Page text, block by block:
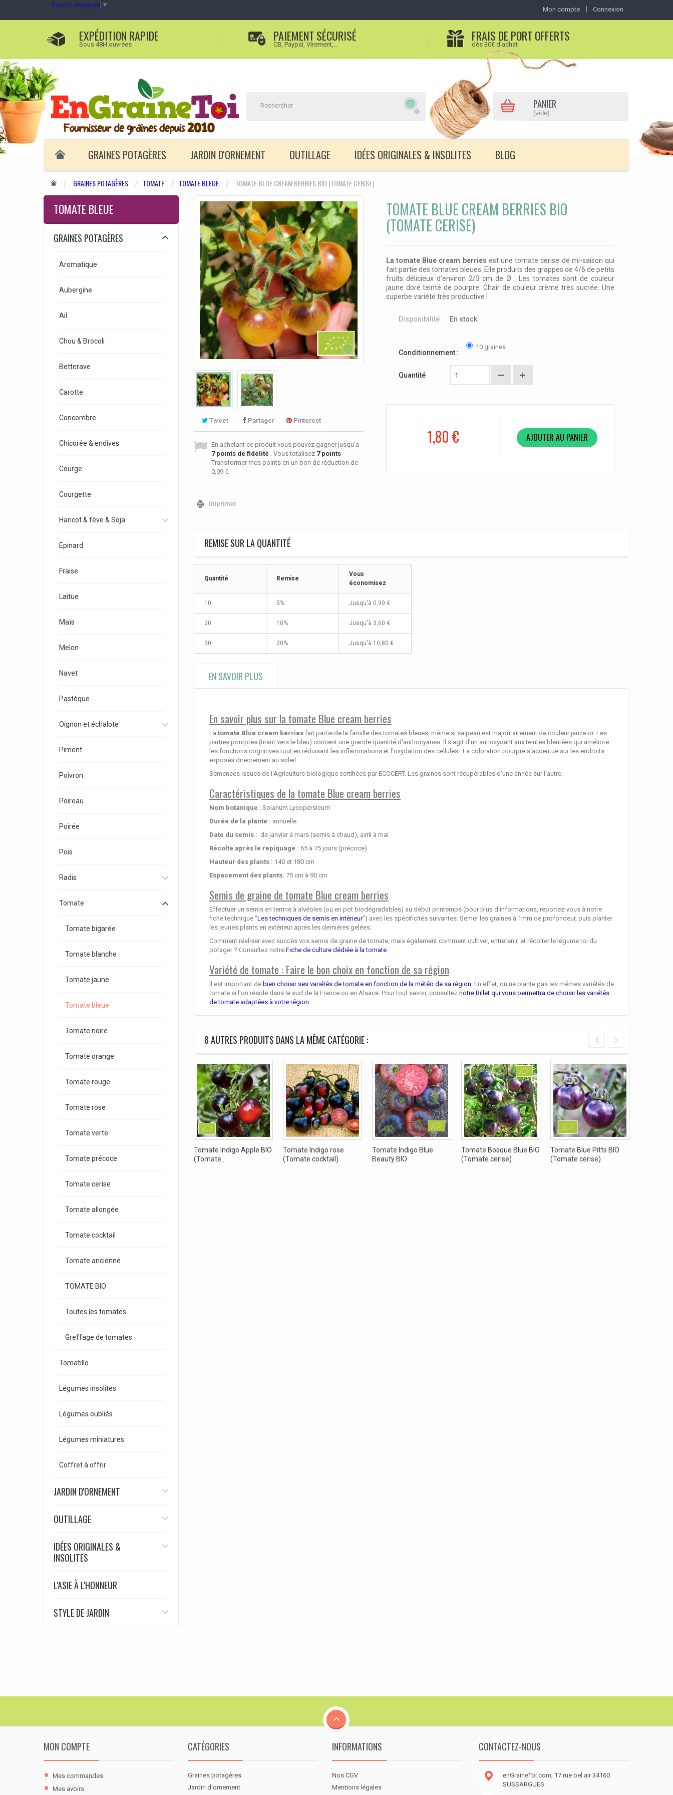
Mon compte Connexion
Select Language ▼
EXPÉDITION RAPIDE
Sous 48H ouvrées
PAIEMENT SÉCURISÉ
CB, Paypal, Virement,...
FRAIS DE PORT OFFERTS
dès 30€ d'achat
PANIER
(vide)
GRAINES POTAGÈRES JARDIN D'ORNEMENT OUTILLAGE IDÉES ORIGINALES & INSOLITES BLOG
GRAINES POTAGÈRES TOMATE TOMATE BLEUE TOMATE BLUE CREAM BERRIES BIO (TOMATE CERISE)
TOMATE BLEUE
GRAINES POTAGÈRES
Aromatique
Aubergine
Ail
Chou & Brocoli
Betterave
Carotte
Concombre
Chicorée & endives
Courge
Courgette
Haricot & fève & Soja
Epinard
Fraise
Laitue
Maïs
Melon
Navet
Pastèque
Oignon et échalote
Piment
Poivron
Poireau
Poirée
Pois
Radis
Tomate
Tomate bigarée
Tomate blanche
Tomate jaune
Tomate bleue
Tomate noire
Tomate orange
Tomate rouge
Tomate rose
Tomate verte
Tomate précoce
Tomate cerise
Tomate allongée
Tomate cocktail
Tomate ancienne
TOMATE BIO
Toutes les tomates
Greffage de tomates
Tomatillo
Légumes insolites
Légumes oubliés
Légumes miniatures
Coffret à offrir
JARDIN D'ORNEMENT
OUTILLAGE
IDÉES ORIGINALES &
INSOLITES
L'ASIE À L'HONNEUR
STYLE DE JARDIN
Tweet Partager Pinterest
En achetant ce produit vous pouvez gagner jusqu'a
7points de fidélité . Vous totalisez 7points
Transformer mes points en un bon de réduction de
0,09 €
Imprimer
TOMATE BLUE CREAM BERRIES BIO
(TOMATE CERISE)
La tomate Blue cream berries est une tomate cerise de mi-saison qui
fait partie des tomates bleues. Elle produits des grappes de 4/6 de petits
fruits délicieux d'environ 2/3 cm de Ø . Les tomates sont de couleur
jaune doré teinté de pourpre. Chair de couleur crème très sucrée. Une
superbe variété très productive !
Disponibilité En stock
Conditionnement :
10 graines
Quantité
1,80 € AJOUTER AU PANIER
REMISE SUR LA QUANTITÉ
Quantité Remise
Vous
économisez
10 5% Jusqu'à 0,90 €
20 10% Jusqu'à 3,60 €
30 20% Jusqu'à 10,80 €
EN SAVOIR PLUS
En savoir plus sur la tomate Blue cream berries
La tomate Blue cream berries fait partie de la famille des tomates bleues, même si sa peau est majoritairement de couleur jaune or. Les
parties pourpres (tirant vers le bleu) contient une grande quantité d'anthocyanes. Il s'agit d'un antioxydant aux teintes bleutées qui améliore
les fonctions cognitives tout en réduisant les inflammations et l'oxydation des cellules. La coloration pourpre s'accentue sur les endroits
exposés directement au soleil.
Semences issues de l'Agriculture biologique certifiées par ECOCERT. Les graines sont récupérables d'une année sur l'autre.
Caractéristiques de la tomate Blue cream berries
Nom botanique : Solanum Lycopersicum
Durée de la plante : annuelle
Date du semis : de janvier à mars (semis à chaud), avril à mai
Récolte après le repiquage : 65 à 75 jours (précoce)
Hauteur des plants : 140 et 180 cm
Espacement des plants: 75 cm à 90 cm
Semis de graine de tomate Blue cream berries
Effectuer un semis en terrine à alvéoles (ou en pot biodégradables) au début printemps (pour plus d'informations, reportez-vous à notre
fiche technique "Les techniques de semis en intérieur") avec les spécificités suivantes: Semer les graines à 1mm de profondeur, puis planter
les jeunes plants en extérieur après les dernières gelées.
Comment réaliser avec succès vos semis de graine de tomate, mais également comment cultiver, entretenir, et récolter le légume roi du
potager ? Consultez notre Fiche de culture dédiée à la tomate
Variété de tomate : Faire le bon choix en fonction de sa région
Il est important de bien choisir ses variétés de tomate en fonction de la météo de sa région . En effet, on ne plante pas les mêmes variétés de
tomate si l'on réside dans le sud de la France ou en Alsace. Pour tout savoir, consultez notre Billet qui vous permettra de choisir les variétés
de tomate adaptées à votre région
8 AUTRES PRODUITS DANS LA MÊME CATÉGORIE :
Tomate Indigo Apple BIO
(Tomate...
Tomate Indigo rose
(Tomate cocktail)
Tomate Indigo Blue
Beauty BIO
Tomate Bosque Blue BIO
(Tomate cerise)
Tomate Blue Pitts BIO
(Tomate cerise)
MON COMPTE
Mes commandes
Mes avoirs
CATÉGORIES
Graines potagères
Jardin d'ornement
INFORMATIONS
Nos CGV
Mentions légales
CONTACTEZ-NOUS
enGraineToi.com, 17 rue bel air 34160
SUSSARGUES